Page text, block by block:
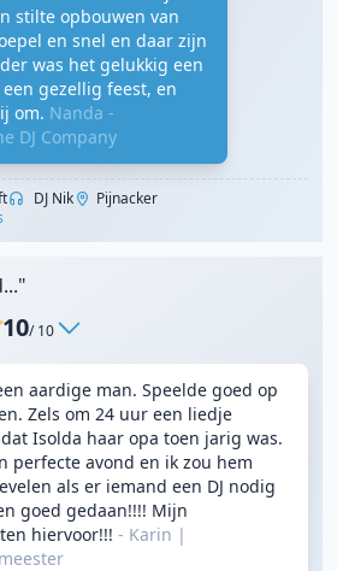
stilte opbouwen van
en snel en daar zijn
was het gelukkig een
gezellig feest, en
om. Nanda -
DJ Company
DJ Nik
Pijnacker
10/ 10
aardige man. Speelde goed op
Zels om 24 uur een liedje
Isolda haar opa toen jarig was.
perfecte avond en ik zou hem
als er iemand een DJ nodig
goed gedaan!!!! Mijn
hiervoor!!! - Karin |